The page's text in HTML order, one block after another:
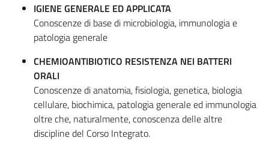
IGIENE GENERALE ED APPLICATA
Conoscenze di base di microbiologia, immunologia e
patologia generale
CHEMIOANTIBIOTICO RESISTENZA NEI BATTERI
ORALI
Conoscenze di anatomia, fisiologia, genetica, biologia
cellulare, biochimica, patologia generale ed immunologia
oltre che, naturalmente, conoscenza delle altre
discipline del Corso Integrato.